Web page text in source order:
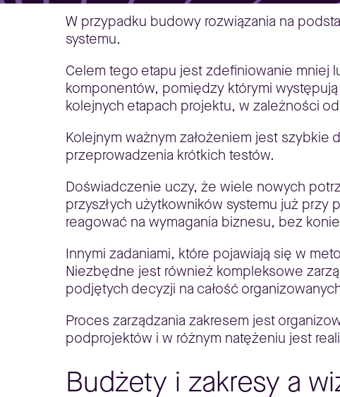
W przypadku budowy rozwiązania na
systemu.
Celem tego etapu jest zdefiniowanie mniej
komponentów, pomiędzy którymi
kolejnych etapach projektu, w zależności
Kolejnym ważnym założeniem jest
przeprowadzenia krótkich testów.
Doświadczenie uczy, że wiele nowych
przyszłych użytkowników systemu już
reagować na wymagania biznesu, bez
Innymi zadaniami, które pojawiają się w
Niezbędne jest również kompleksowe
podjętych decyzji na całość
Proces zarządzania zakresem jest
podprojektów i w różnym natężeniu jest
Budżety i zakresy a